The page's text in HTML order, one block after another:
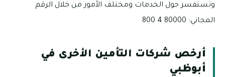
وتستفسر حول الخدمات ومختلف الأمور من خلال الرقم
المجاني: 80000 4 800
أرخص شركات التأمين الأخرى في
أبوظبي